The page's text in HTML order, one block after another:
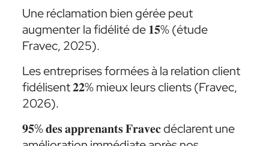
Une réclamation bien gérée peut
augmenter la fidélité de 𝟏𝟓% (étude
Fravec, 2025).
Les entreprises formées à la relation client
fidélisent 𝟐𝟐% mieux leurs clients (Fravec,
2026).
𝟗𝟓% 𝐝𝐞𝐬 𝐚𝐩𝐩𝐫𝐞𝐧𝐚𝐧𝐭𝐬 𝐅𝐫𝐚𝐯𝐞𝐜 déclarent une